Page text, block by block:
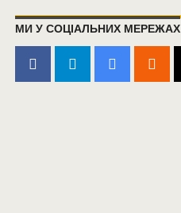
МИ У СОЦІАЛЬНИХ МЕРЕЖАХ